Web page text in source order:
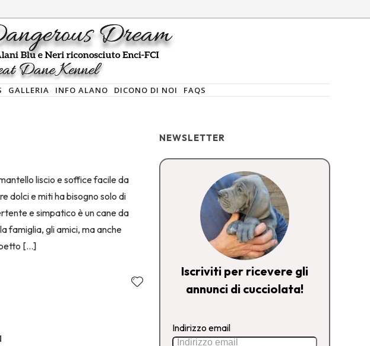
GALLERIA INFO ALANO DICONO DI NOI FAQS
liscio e soffice facile da
dolci e miti ha bisogno solo di
e simpatico è un cane da
famiglia, gli amici, ma anche
[…]
NEWSLETTER
Iscriviti per ricevere gli
annunci di cucciolata!
Indirizzo email